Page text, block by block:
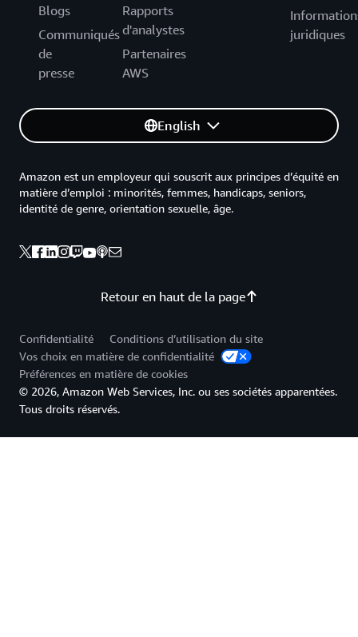
Blogs
Communiqués
de
presse
Rapports
d'analystes
Partenaires
AWS
juridiques
English
Retour en haut de la page
Amazon est un employeur qui souscrit aux principes d’équité en
matière d’emploi : minorités, femmes, handicaps, seniors,
identité de genre, orientation sexuelle, âge.
Confidentialité
Conditions d’utilisation du site
Vos choix en matière de confidentialité
Préférences en matière de cookies
© 2026, Amazon Web Services, Inc. ou ses sociétés apparentées.
Tous droits réservés.